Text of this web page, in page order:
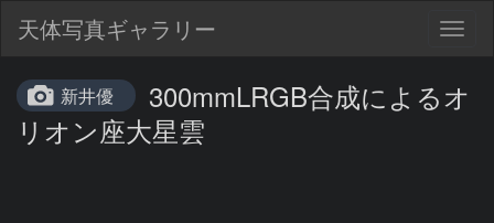
天体写真ギャラリー
新井優
300mmLRGB合成によるオ
リオン座大星雲